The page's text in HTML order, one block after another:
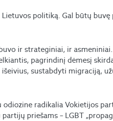
Lietuvos politiką. Gal būtų
ir strateginiai, ir
pagrindinį dėmesį
sustabdyti migraciją,
odiozine radikalia Vokietijos
priešams – LGBT